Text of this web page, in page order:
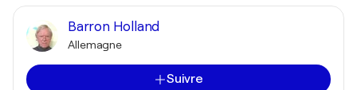
Barron Holland
Allemagne
Suivre